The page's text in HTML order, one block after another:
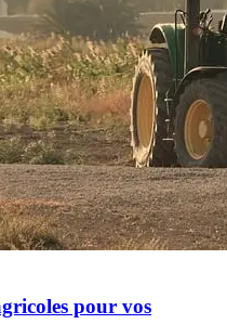
pour vos